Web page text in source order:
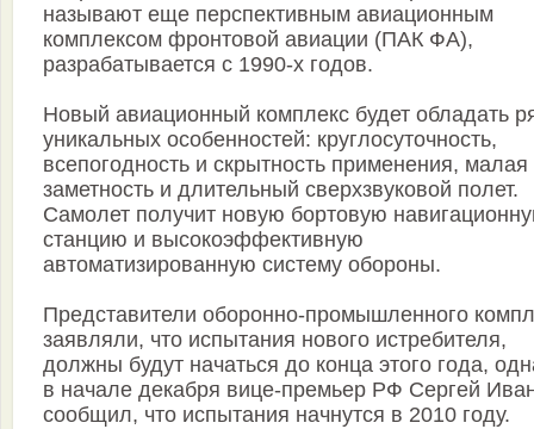
называют еще перспективным авиационным
комплексом фронтовой авиации (ПАК ФА),
разрабатывается с 1990-х годов.
Новый авиационный комплекс будет обладать
уникальных особенностей: круглосуточность,
всепогодность и скрытность применения, малая
заметность и длительный сверхзвуковой полет.
Самолет получит новую бортовую
станцию и высокоэффективную
автоматизированную систему обороны.
Представители оборонно-промышленного
заявляли, что испытания нового истребителя,
должны будут начаться до конца этого года,
в начале декабря вице-премьер РФ Сергей
сообщил, что испытания начнутся в 2010 году.